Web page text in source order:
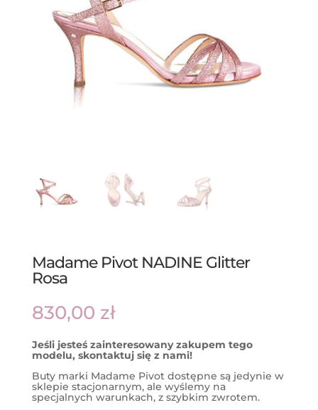
Madame Pivot NADINE Glitter
Rosa
830,00 zł
Jeśli jesteś zainteresowany zakupem tego
modelu, skontaktuj się z nami!
Buty marki Madame Pivot dostępne są jedynie w
sklepie stacjonarnym, ale wyślemy na
specjalnych warunkach, z szybkim zwrotem.